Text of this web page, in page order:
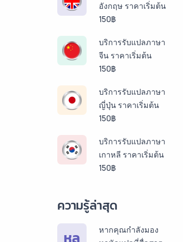
อังกฤษ ราคาเริ่มต้น
150฿
บริการรับแปลภาษา
จีน ราคาเริ่มต้น
150฿
บริการรับแปลภาษา
ญี่ปุ่น ราคาเริ่มต้น
150฿
บริการรับแปลภาษา
เกาหลี ราคาเริ่มต้น
150฿
ลาว ราคาเริ่มต้น
ความรู้ล่าสุด
หากคุณกำลังมอง